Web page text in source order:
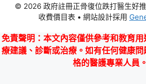
© 2026 政府註冊正骨復位跌打醫生好
收費價目表 • 網站設計採用
免責聲明 ：本文內容僅供參考和教育
療建議、診斷或治療。如有任何健康
格的醫護專業人員。